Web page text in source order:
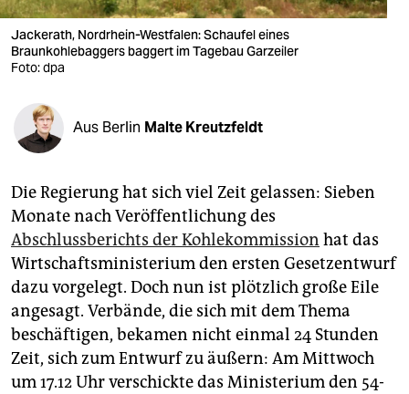
verlag
verlag
shop
fragen & hilfe
unterstützen
abo
genossenschaft
epaper login
Jackerath, Nordrhein-Westfalen: Schaufel eines
Braunkohlebaggers baggert im Tagebau Garzeiler
Foto: dpa
Aus Berlin Malte Kreutzfeldt
Die Regierung hat sich viel Zeit gelassen: Sieben
Monate nach Veröffentlichung des
Abschlussberichts der Kohlekommission hat das
Wirtschaftsministerium den ersten Gesetzentwurf
dazu vorgelegt. Doch nun ist plötzlich große Eile
angesagt. Verbände, die sich mit dem Thema
beschäftigen, bekamen nicht einmal 24 Stunden
Zeit, sich zum Entwurf zu äußern: Am Mittwoch
um 17.12 Uhr verschickte das Ministerium den 54-